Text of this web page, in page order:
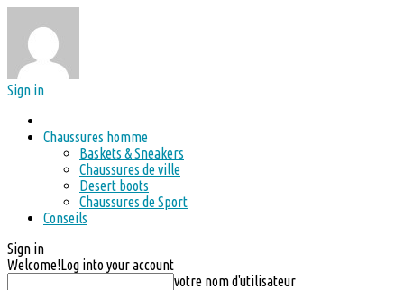
Sign in
Chaussures homme
Baskets & Sneakers
Chaussures de ville
Desert boots
Chaussures de Sport
Conseils
Sign in
Welcome!Log into your account
votre nom d'utilisateur